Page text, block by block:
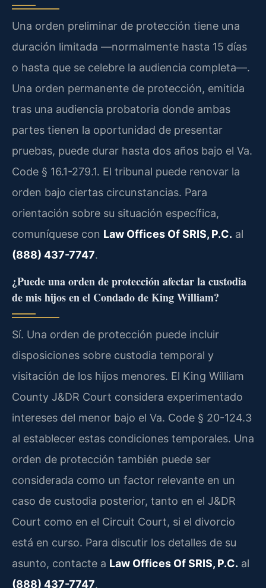
Una orden preliminar de protección tiene una
duración limitada —normalmente hasta 15 días
o hasta que se celebre la audiencia completa—.
Una orden permanente de protección, emitida
tras una audiencia probatoria donde ambas
partes tienen la oportunidad de presentar
pruebas, puede durar hasta dos años bajo el Va.
Code § 16.1-279.1. El tribunal puede renovar la
orden bajo ciertas circunstancias. Para
orientación sobre su situación específica,
comuníquese con Law Offices Of SRIS, P.C. al
(888) 437-7747.
¿Puede una orden de protección afectar la custodia
de mis hijos en el Condado de King William?
Sí. Una orden de protección puede incluir
disposiciones sobre custodia temporal y
visitación de los hijos menores. El King William
County J&DR Court considera experimentado
intereses del menor bajo el Va. Code § 20-124.3
al establecer estas condiciones temporales. Una
orden de protección también puede ser
considerada como un factor relevante en un
caso de custodia posterior, tanto en el J&DR
Court como en el Circuit Court, si el divorcio
está en curso. Para discutir los detalles de su
asunto, contacte a Law Offices Of SRIS, P.C. al
(888) 437-7747.